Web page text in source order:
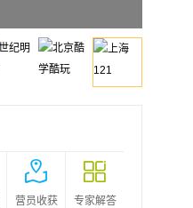
营员收获 专家解答